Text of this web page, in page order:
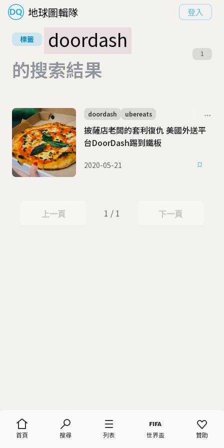
地球圖輯隊 登入
首頁 搜尋 列表 世界盃 贊助
標籤
doordash
的搜索結果
1
披薩店老闆的套利復仇 美國外送平
台DoorDash踢到鐵板
doordash ubereats
2020-05-21
上一頁
上一頁 1 / 1 下一頁
下一頁